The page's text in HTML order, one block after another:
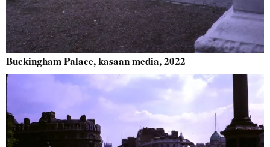
Buckingham Palace, kasaan media, 2022